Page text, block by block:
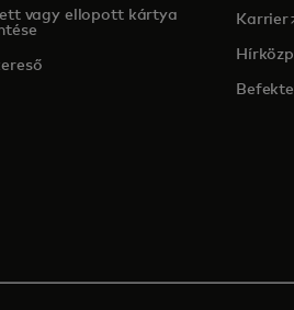
vagy ellopott kártya
Karrier